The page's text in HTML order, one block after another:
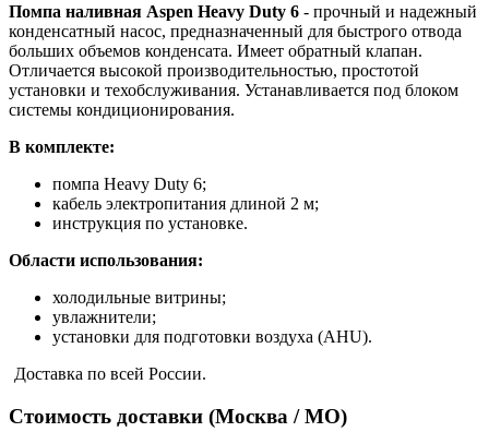
Помпа наливная Aspen Heavy Duty 6 - прочный и надежный
конденсатный насос, предназначенный для быстрого отвода
больших объемов конденсата. Имеет обратный клапан.
Отличается высокой производительностью, простотой
установки и техобслуживания. Устанавливается под блоком
системы кондиционирования.
В комплекте:
помпа Heavy Duty 6;
кабель электропитания длиной 2 м;
инструкция по установке.
Области использования:
холодильные витрины;
увлажнители;
установки для подготовки воздуха (AHU).
Доставка по всей России.
Стоимость доставки (Москва / МО)